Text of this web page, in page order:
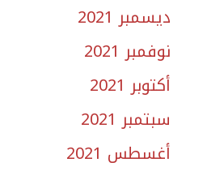
ديسمبر 2021
نوفمبر 2021
أكتوبر 2021
سبتمبر 2021
أغسطس 2021